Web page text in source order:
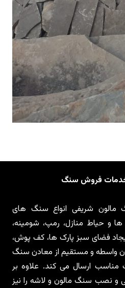
خدمات فروش سنگ
شریفی انواع سنگ های
ها و حیاط منازل، رمپ، شومینه،
فضای سبز پارک ها، کف پوش،
واسطه و مستقیم از معادن سنگ
مناسب ارسال می کند. علاوه بر
و نصب سنگ مالون و لاشه را نیز